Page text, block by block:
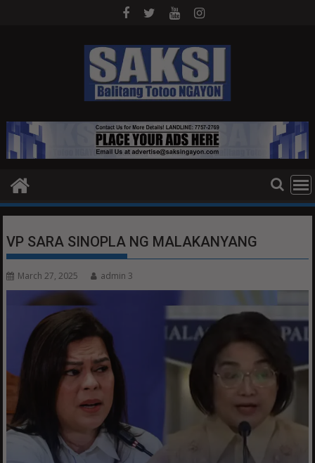
VP SARA SINOPLA NG MALAKANYANG
March 27, 2025 admin 3